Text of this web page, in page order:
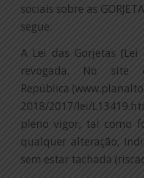
sociais sobre as
segue:
A Lei das Gorjetas (Lei
revogada. No site
República
2018/2017/lei/
pleno vigor, tal como
qualquer alteração,
sem estar tachada